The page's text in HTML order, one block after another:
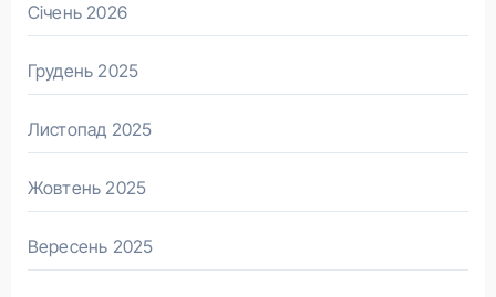
Січень 2026
Грудень 2025
Листопад 2025
Жовтень 2025
Вересень 2025